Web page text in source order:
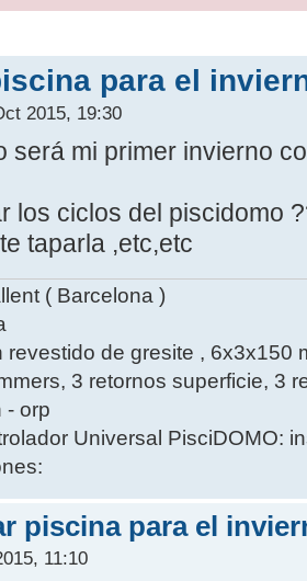
para el
2015, 19:30
será mi primer invierno
los ciclos del piscidomo
taparla ,etc,etc
( Barcelona )
revestido de gresite , 6x3x150
3 retornos superficie, 3
- orp
Universal PisciDOMO:
piscina para el
11:10